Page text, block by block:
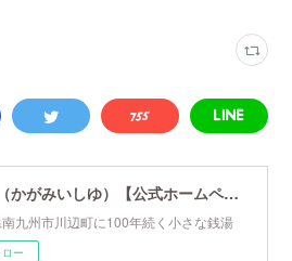
鏡石湯（かがみいしゆ）【公式ホームページ】
南九州市川辺町に100年続く小さな銭湯
ー